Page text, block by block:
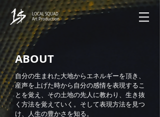
LOCAL SQUAD
Art Production
ABOUT
自分の生まれた大地からエネルギーを頂き、
産声を上げた時から自分の感情を表現するこ
とを覚え、その土地の先人に教わり、生き抜
く方法を覚えていく。そして表現方法を見つ
け、人生の豊かさを知る。